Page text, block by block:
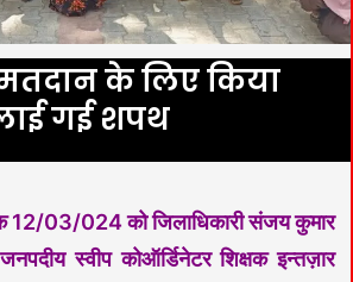
के लिए किया
गई शपथ
12/03/024 को जिलाधिकारी संजय कुमार
स्वीप कोऑर्डिनेटर शिक्षक इन्तज़ार